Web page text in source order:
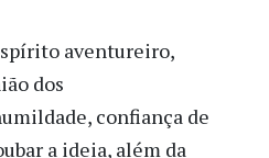
aventureiro,
dos
confiança de
a ideia, além da